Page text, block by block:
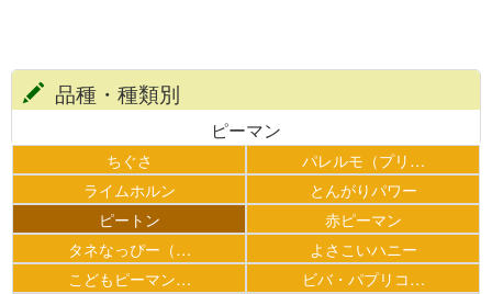
品種・種類別
ピーマン
ちぐさ
パレルモ（プリ…
ライムホルン
とんがりパワー
ピートン
赤ピーマン
タネなっぴー（…
よさこいハニー
こどもピーマン…
ビバ・パプリコ…